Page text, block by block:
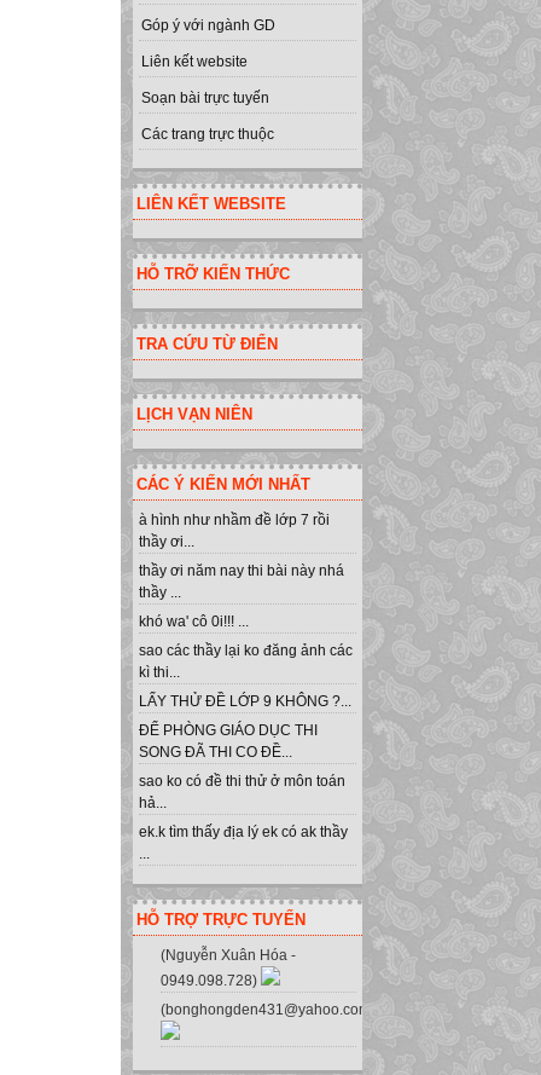
Góp ý với ngành GD
Liên kết website
Soạn bài trực tuyến
Các trang trực thuộc
LIÊN KẾT WEBSITE
HỖ TRỠ KIẾN THỨC
TRA CỨU TỪ ĐIỂN
LỊCH VẠN NIÊN
CÁC Ý KIẾN MỚI NHẤT
à hình như nhầm đề lớp 7 rồi
thầy ơi...
thầy ơi năm nay thi bài này nhá
thầy ...
khó wa' cô 0i!!! ...
sao các thầy lại ko đăng ảnh các
kì thi...
LẤY THỬ ĐỀ LỚP 9 KHÔNG ?...
ĐỂ PHÒNG GIÁO DỤC THI
SONG ĐÃ THI CO ĐỀ...
sao ko có đề thi thử ở môn toán
hả...
ek.k tìm thấy địa lý ek có ak thầy
...
HỖ TRỢ TRỰC TUYẾN
(Nguyễn Xuân Hóa -
0949.098.728)
(bonghongden431@yahoo.com.vn)